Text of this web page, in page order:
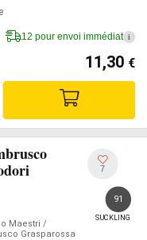
12 pour envoi immédiat i
11,30 €
Maestri /
Grasparossa
7
91
SUCKLING